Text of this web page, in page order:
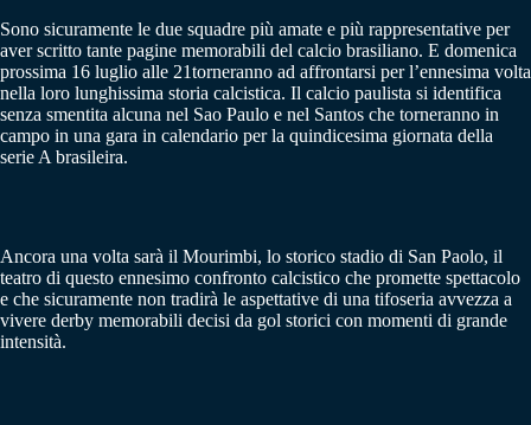
Sono sicuramente le due squadre più amate e più rappresentative per
aver scritto tante pagine memorabili del calcio brasiliano. E domenica
prossima 16 luglio alle 21torneranno ad affrontarsi per l’ennesima volta
nella loro lunghissima storia calcistica. Il calcio paulista si identifica
senza smentita alcuna nel Sao Paulo e nel Santos che torneranno in
campo in una gara in calendario per la quindicesima giornata della
serie A brasileira.
Ancora una volta sarà il Mourimbi, lo storico stadio di San Paolo, il
teatro di questo ennesimo confronto calcistico che promette spettacolo
e che sicuramente non tradirà le aspettative di una tifoseria avvezza a
vivere derby memorabili decisi da gol storici con momenti di grande
intensità.